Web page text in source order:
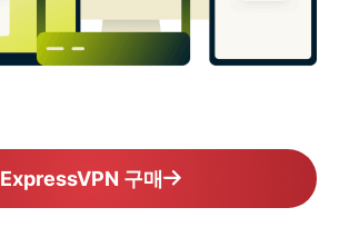
ExpressVPN 구매